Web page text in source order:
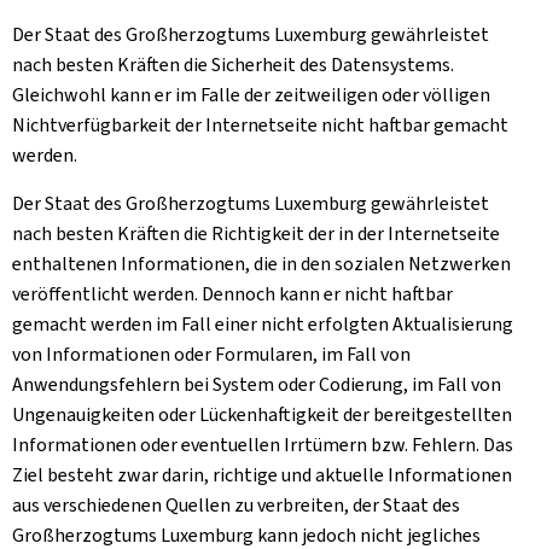
Der Staat des Großherzogtums Luxemburg gewährleistet
nach besten Kräften die Sicherheit des Datensystems.
Gleichwohl kann er im Falle der zeitweiligen oder völligen
Nichtverfügbarkeit der Internetseite nicht haftbar gemacht
werden.
Der Staat des Großherzogtums Luxemburg gewährleistet
nach besten Kräften die Richtigkeit der in der Internetseite
enthaltenen Informationen, die in den sozialen Netzwerken
veröffentlicht werden. Dennoch kann er nicht haftbar
gemacht werden im Fall einer nicht erfolgten Aktualisierung
von Informationen oder Formularen, im Fall von
Anwendungsfehlern bei System oder Codierung, im Fall von
Ungenauigkeiten oder Lückenhaftigkeit der bereitgestellten
Informationen oder eventuellen Irrtümern bzw. Fehlern. Das
Ziel besteht zwar darin, richtige und aktuelle Informationen
aus verschiedenen Quellen zu verbreiten, der Staat des
Großherzogtums Luxemburg kann jedoch nicht jegliches